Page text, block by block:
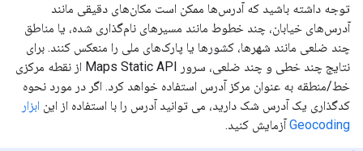
توجه داشته باشید که آدرس‌ها ممکن است مکان‌های دقیقی مانند
آدرس‌های خیابان، چند خطوط مانند مسیرهای نام‌گذاری شده، یا مناطق
چند ضلعی مانند شهرها، کشورها یا پارک‌های ملی را منعکس کنند. برای
نتایج چند خطی و چند ضلعی، سرور Maps Static API از نقطه مرکزی
خط/منطقه به عنوان مرکز آدرس استفاده خواهد کرد. اگر در مورد نحوه
کدگذاری یک آدرس شک دارید، می توانید آدرس را با استفاده از این ابزار
Geocodingآزمایش کنید.